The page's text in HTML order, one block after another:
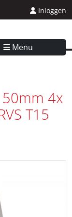
Inloggen
Menu
4x
T15